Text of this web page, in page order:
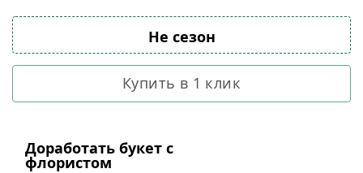
Не сезон
Купить в 1 клик
Доработать букет с
флористом